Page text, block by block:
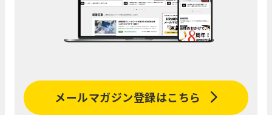
メールマガジン登録はこちら